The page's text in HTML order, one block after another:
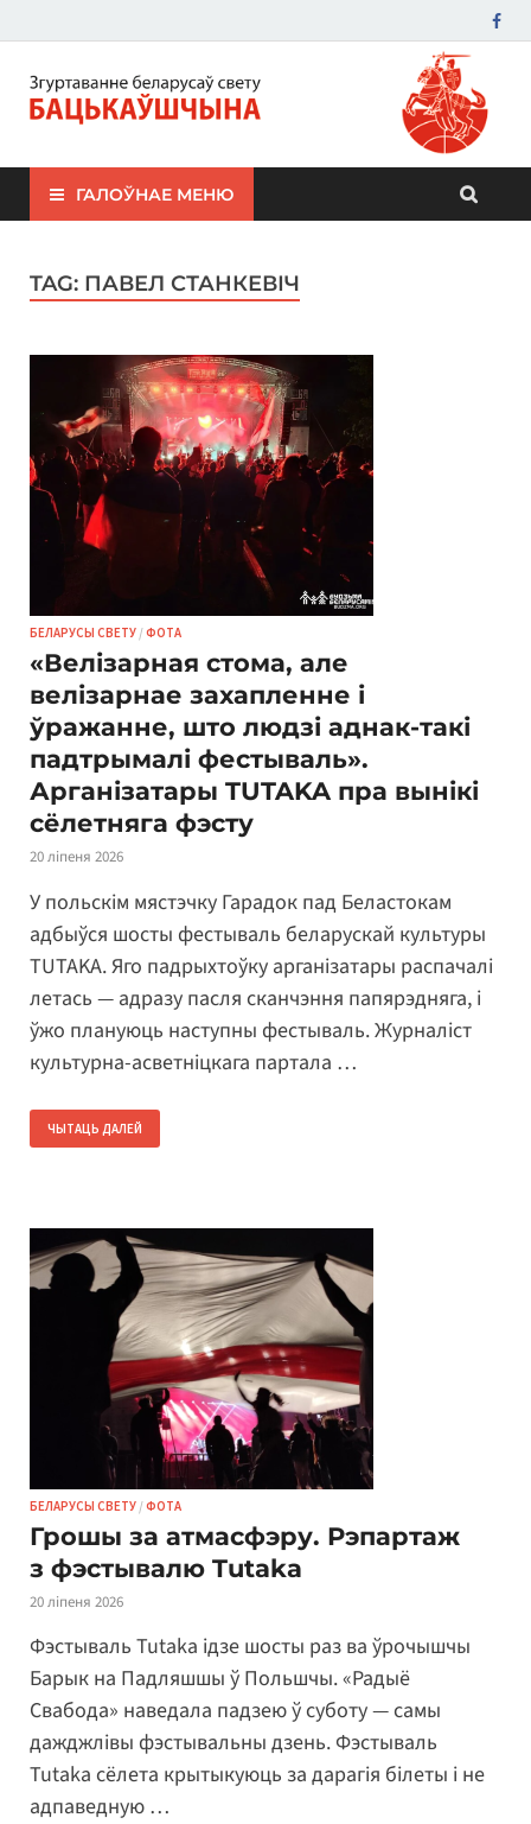
ЗБС "Бацькаўшчына"
ГАЛОЎНАЕ МЕНЮ
TAG: ПАВЕЛ СТАНКЕВІЧ
БЕЛАРУСЫ СВЕТУ /ФОТА
«Велізарная стома, але
велізарнае захапленне і
ўражанне, што людзі аднак-такі
падтрымалі фестываль».
Арганізатары TUTAKA пра вынікі
сёлетняга фэсту
20 ліпеня 2026
У польскім мястэчку Гарадок пад Беластокам
адбыўся шосты фестываль беларускай культуры
TUTAKA. Яго падрыхтоўку арганізатары распачалі
летась — адразу пасля сканчэння папярэдняга, і
ўжо плануюць наступны фестываль. Журналіст
культурна-асветніцкага партала …
ЧЫТАЦЬ ДАЛЕЙ
БЕЛАРУСЫ СВЕТУ /ФОТА
Грошы за атмасфэру. Рэпартаж
з фэстывалю Tutaka
20 ліпеня 2026
Фэстываль Tutaka ідзе шосты раз ва ўрочышчы
Барык на Падляшшы ў Польшчы. «Радыё
Свабода» наведала падзею ў суботу — самы
дажджлівы фэстывальны дзень. Фэстываль
Tutaka сёлета крытыкуюць за дарагія білеты і не
адпаведную …